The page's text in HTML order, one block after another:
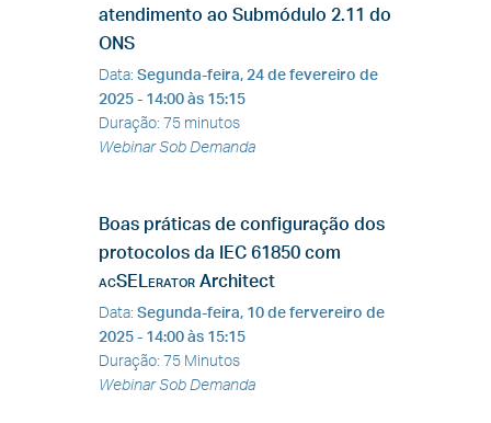
atendimento ao Submódulo 2.11 do
ONS
Data: Segunda-feira, 24 de fevereiro de
2025 - 14:00 às 15:15
Duração: 75 minutos
Webinar Sob Demanda
Boas práticas de configuração dos
protocolos da IEC 61850 com
acSELeratorArchitect
Data: Segunda-feira, 10 de fervereiro de
2025 - 14:00 às 15:15
Duração: 75 Minutos
Webinar Sob Demanda